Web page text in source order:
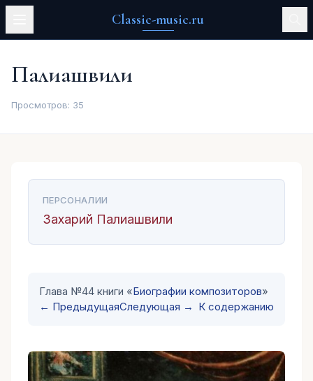
Classic-music.ru
Палиашвили
Просмотров: 35
ПЕРСОНАЛИИ
Захарий Палиашвили
Глава №44 книги «Биографии композиторов»
← ПредыдущаяСледующая → К содержанию